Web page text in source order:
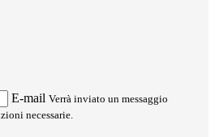
E-mail Verrà inviato un messaggio
necessarie.